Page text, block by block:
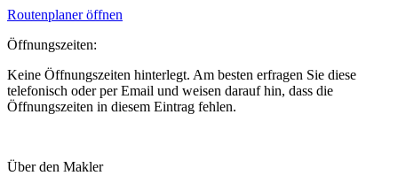
Routenplaner öffnen
Öffnungszeiten:
Keine Öffnungszeiten hinterlegt. Am besten erfragen Sie diese
telefonisch oder per Email und weisen darauf hin, dass die
Öffnungszeiten in diesem Eintrag fehlen.
Über den Makler